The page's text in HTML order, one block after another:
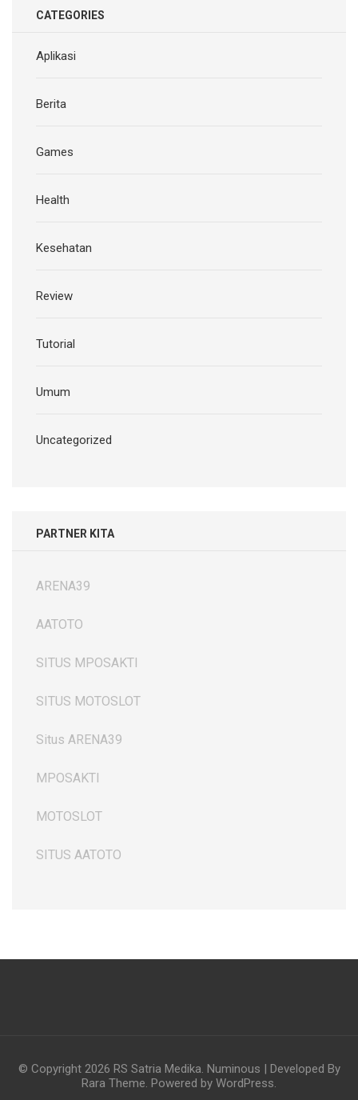
CATEGORIES
Aplikasi
Berita
Games
Health
Kesehatan
Review
Tutorial
Umum
Uncategorized
PARTNER KITA
ARENA39
AATOTO
SITUS MPOSAKTI
SITUS MOTOSLOT
Situs ARENA39
MPOSAKTI
MOTOSLOT
SITUS AATOTO
© Copyright 2026 RS Satria Medika. Numinous | Developed By
Rara Theme. Powered by WordPress.